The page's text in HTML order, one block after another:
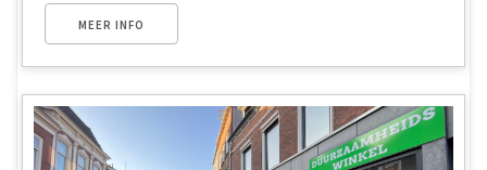
MEER INFO